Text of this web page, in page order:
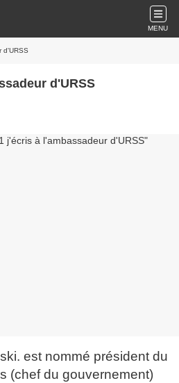
MENU
d'URSS
d'URSS
est nommé président du
(chef du gouvernement)